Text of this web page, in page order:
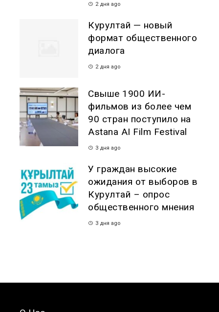
2 дня ago
Курултай — новый
формат общественного
диалога
2 дня ago
Свыше 1900 ИИ-
фильмов из более чем
90 стран поступило на
Astana AI Film Festival
3 дня ago
У граждан высокие
ожидания от выборов в
Курултай – опрос
общественного мнения
3 дня ago